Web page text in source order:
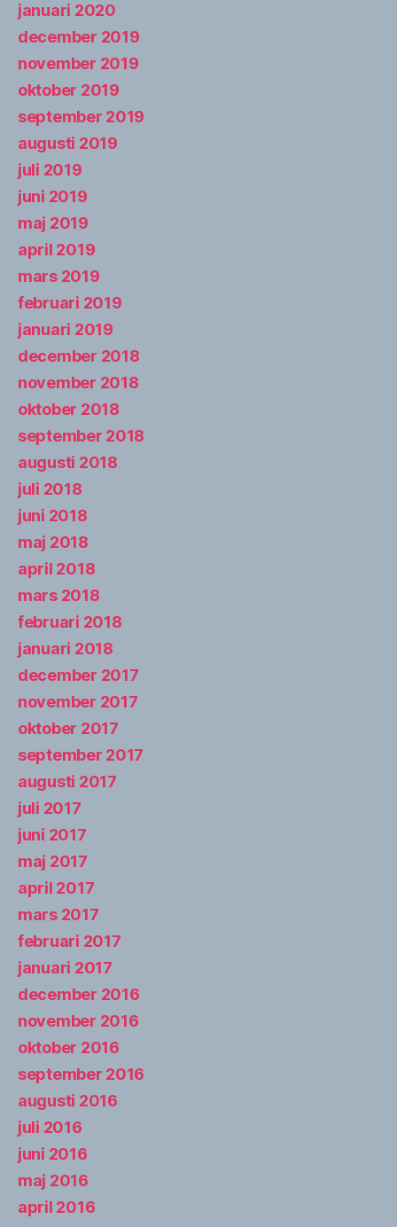
januari 2020
december 2019
november 2019
oktober 2019
september 2019
augusti 2019
juli 2019
juni 2019
maj 2019
april 2019
mars 2019
februari 2019
januari 2019
december 2018
november 2018
oktober 2018
september 2018
augusti 2018
juli 2018
juni 2018
maj 2018
april 2018
mars 2018
februari 2018
januari 2018
december 2017
november 2017
oktober 2017
september 2017
augusti 2017
juli 2017
juni 2017
maj 2017
april 2017
mars 2017
februari 2017
januari 2017
december 2016
november 2016
oktober 2016
september 2016
augusti 2016
juli 2016
juni 2016
maj 2016
april 2016